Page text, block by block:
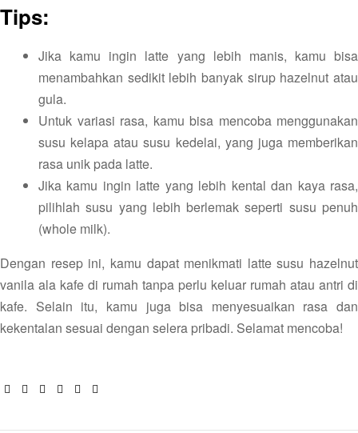
Tips:
Jika kamu ingin latte yang lebih manis, kamu bisa
menambahkan sedikit lebih banyak sirup hazelnut atau
gula.
Untuk variasi rasa, kamu bisa mencoba menggunakan
susu kelapa atau susu kedelai, yang juga memberikan
rasa unik pada latte.
Jika kamu ingin latte yang lebih kental dan kaya rasa,
pilihlah susu yang lebih berlemak seperti susu penuh
(whole milk).
Dengan resep ini, kamu dapat menikmati latte susu hazelnut
vanila ala kafe di rumah tanpa perlu keluar rumah atau antri di
kafe. Selain itu, kamu juga bisa menyesuaikan rasa dan
kekentalan sesuai dengan selera pribadi. Selamat mencoba!
Facebook
TwitterLinkedinGoogle+Pinterest